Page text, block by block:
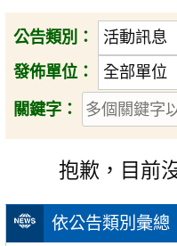
依公告類別彙總
公告類別：
發佈單位：
關鍵字：
抱歉，目前